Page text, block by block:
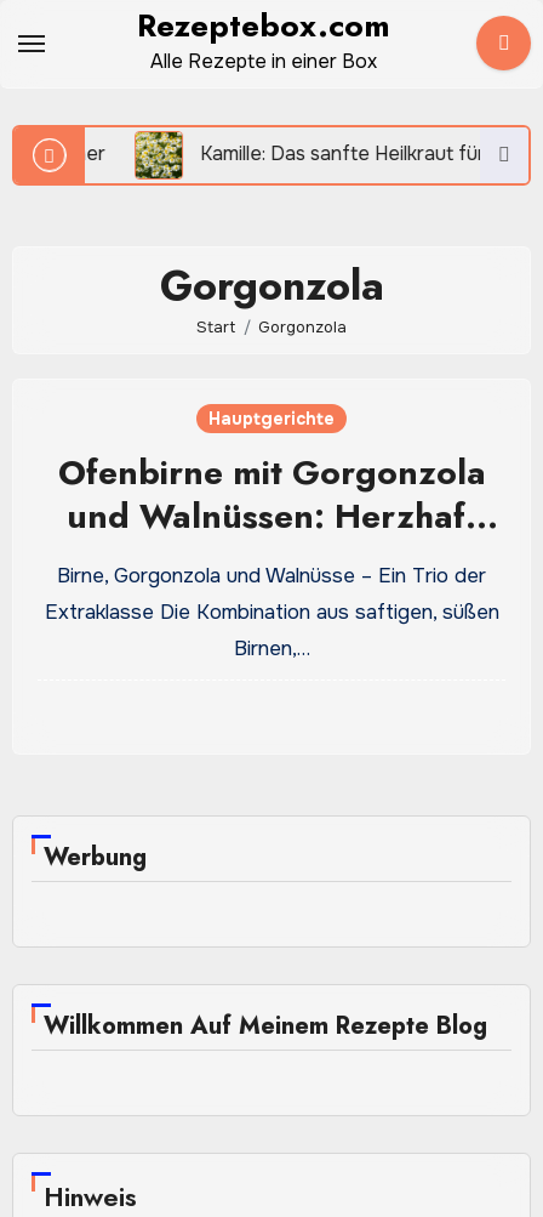
Inhalt
Rezeptebox.com
Alle Rezepte in einer Box
Kamille: Das sanfte Heilkraut für Tee,
Gorgonzola
Start Gorgonzola
Hauptgerichte
Ofenbirne mit Gorgonzola
und Walnüssen: Herzhaft
trifft Süße im perfekten
Gleichgewicht
Birne, Gorgonzola und Walnüsse – Ein Trio der
Extraklasse Die Kombination aus saftigen, süßen
Birnen,…
Werbung
Willkommen Auf Meinem Rezepte Blog
Hinweis